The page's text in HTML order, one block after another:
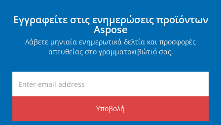
Εγγραφείτε στις ενημερώσεις προϊόντων
Aspose
Λάβετε μηνιαία ενημερωτικά δελτία και προσφορές
απευθείας στο γραμματοκιβώτιό σας.
Υποβολή